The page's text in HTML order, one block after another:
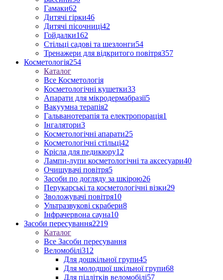
Гамаки62
Дитячі гірки46
Дитячі пісочниці42
Гойдалки162
Стільці садові та шезлонги54
Тренажери для відкритого повітря357
Косметологія254
Каталог
Все Косметологія
Косметологічні кушетки33
Апарати для мікродермабразії5
Вакуумна терапія2
Гальванотерапія та електропорація1
Інгалятори3
Косметологічні апарати25
Косметологічні стільці42
Крісла для педикюру12
Лампи-лупи косметологічні та аксесуари40
Очищувачі повітря5
Засоби по догляду за шкірою26
Перукарські та косметологічні візки29
Зволожувачі повітря10
Ультразвукові скрабери8
Інфрачервона сауна10
Засоби пересування2219
Каталог
Все Засоби пересування
Веломобілі312
Для дошкільної групи45
Для молодшої шкільної групи68
Для підлітків веломобілі57